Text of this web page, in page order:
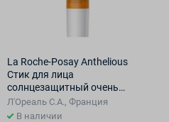
La Roche-Posay Anthelious
Стик для лица
солнцезащитный очень
высокая степнь защиты SPF
50+/PPD28 9гр
Л'Ореаль С.А., Франция
В наличии